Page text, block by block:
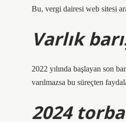
Bu, vergi dairesi web sitesi
Varlık
2022 yılında başlayan son
varılmazsa bu süreçten
2024